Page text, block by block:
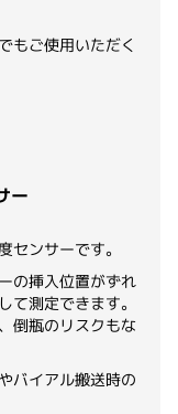
もご使用いただく
ー
センサーです。
の挿入位置がずれ
て測定できます。
倒瓶のリスクもな
バイアル搬送時の